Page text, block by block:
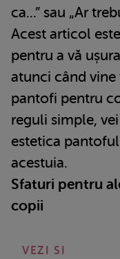
ca...” sau „Ar
Acest articol
pentru a vă
atunci când vine
pantofi pentru
reguli simple,
estetica
acestuia.
Sfaturi pentru
copii
VEZI SI